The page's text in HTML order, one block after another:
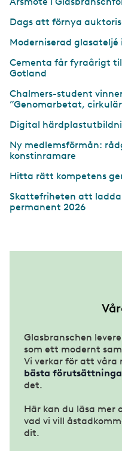
Dags att förnya
Moderniserad
Cementa får fyraårigt
Gotland
Chalmers-student
”Genomarbetat,
Digital
Ny medlemsförmån:
konstinramare
Hitta rätt kompetens
Skattefriheten att
permanent 2026
Glasbranschen
som ett modernt
Vi verkar för att våra
bästa
det.
Här kan du läsa mer
vad vi vill
dit.